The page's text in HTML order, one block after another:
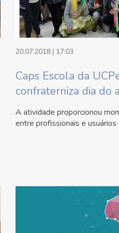
20.07.2018 | 17:03
Caps Escola da
confraterniza dia do
A atividade proporcionou
entre profissionais e usuários